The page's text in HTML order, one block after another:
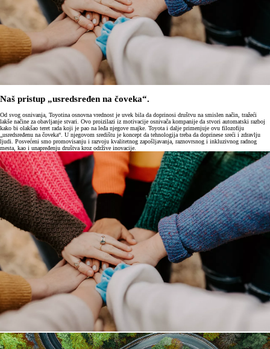
Naš pristup „usredsređen na čoveka“.
Od svog osnivanja, Toyotina osnovna vrednost je uvek bila da doprinosi društvu na smislen način, tražeći
lakše načine za obavljanje stvari. Ovo proizilazi iz motivacije osnivača kompanije da stvori automatski razboj
kako bi olakšao teret rada koji je pao na leđa njegove majke. Toyota i dalje primenjuje ovu filozofiju
„usredsređenu na čoveka“. U njegovom središtu je koncept da tehnologija treba da doprinese sreći i zdravlju
ljudi. Posvećeni smo promovisanju i razvoju kvalitetnog zapošljavanja, raznovrsnog i inkluzivnog radnog
mesta, kao i unapređenju društva kroz održive inovacije.